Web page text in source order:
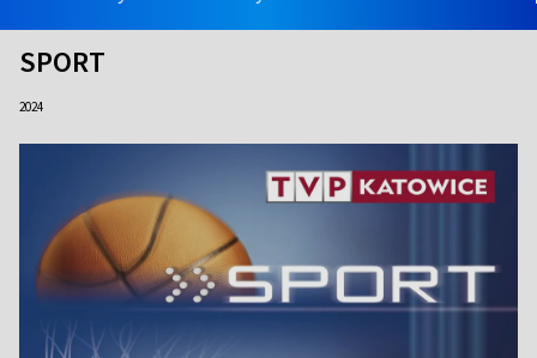
SPORT
2024